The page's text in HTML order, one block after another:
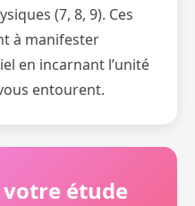
(7, 8, 9). Ces
à manifester
en incarnant l’unité
entourent.
votre étude